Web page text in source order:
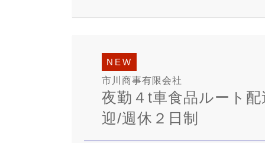
NEW
市川商事有限会社
夜勤４t車食品ルート
迎/週休２日制